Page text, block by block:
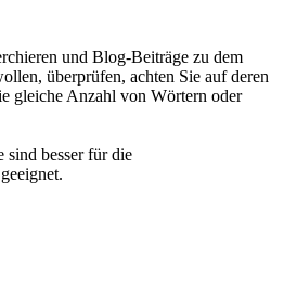
und Blog-Beiträge zu dem
überprüfen, achten Sie auf deren
gleiche Anzahl von Wörtern oder
besser für die